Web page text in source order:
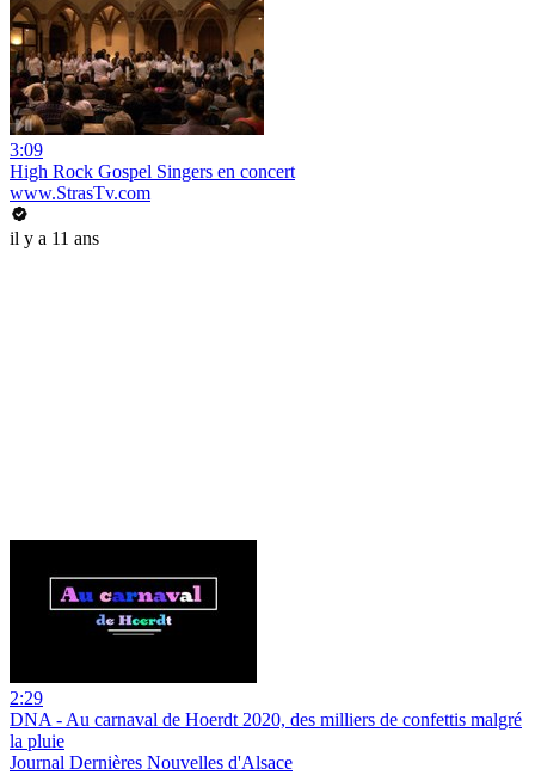
3:09
High Rock Gospel Singers en concert
www.StrasTv.com
il y a 11 ans
2:29
DNA - Au carnaval de Hoerdt 2020, des milliers de confettis malgré
la pluie
Journal Dernières Nouvelles d'Alsace